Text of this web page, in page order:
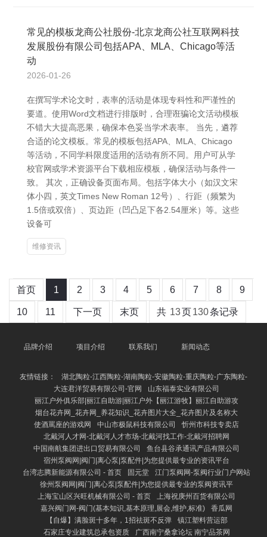
常见的模板龙商公社股份-北京龙商公社互联网科技
发展股份有限公司包括APA、MLA、Chicago等活
动
2026-01-26
在撰写学术论文时，表率的活动是体现专科性和严谨性的
要道。使用Word文档进行排版时，合理诳骗论文活动模板
不错大大提高恶果，确保本色妥当学术表率。 当先，遴荐
合适的论文模板。常见的模板包括APA、MLA、Chicago
等活动，不同学科限度适用的活动有所不同。用户可从学
校官网或学术资源平台下载相应模板，确保活动与条件一
致。 其次，正确设备页面布局。包括字体大小（如汉文宋
体小四，英文Times New Roman 12号）、行距（频繁为
1.5倍或双倍）、页边距（凹凸足下各2.54厘米）等。这些
设备可
维修资讯
首页 1 2 3 4 5 6 7 8 9
10 11 下一页 末页 共 13页130条记录
品牌介绍 项目介绍 联系我们 新闻动态
友情链接：
湖北陶粒-江西陶粒-湖南陶粒-安徽陶粒-重庆陶粒-广东陶粒-
大连君洋贸易有限公司-官网
山东福泰实业有限公司
丽江户外俱乐部|丽江自助游|丽江户外【丽江游牧】丽江自助游攻
烟台花卉网_花卉网_养花知识_花卉图片大全_花卉图片及名称大
使酒罵座的游戏网
中山市极鼠科技有限公司
忻州市科技专卖店
北戴河人才网-北戴河人才市场-北戴河找工作-北戴河招聘网
中国南航集团进出口贸易有限公司
鱼台县谷承通讯产品有限公司
宿州泵阀网|阀门|离心泵|泵配件|为您提供最专业的资讯平台
台湾志腾新能源有限公司 - 首页
固元堂
江门泵阀网-泵阀行业门户网站
徐州泵阀网|阀门|离心泵|泵配件|为您提供最专业的泵阀资讯平
上海宝山区兴旺机械有限公司 - 首页
上海祝庚州百货有限公司
嘉兴阀门网-阀门(基本知识,基本原理,展会,维护,标准)
香瓜网
【自爆】满脸斑十多年，1招祛斑不反弹
镇江塑料营运部
石家庄专业建筑总承包资质
广西南宁桑拿论坛 南宁品茶网